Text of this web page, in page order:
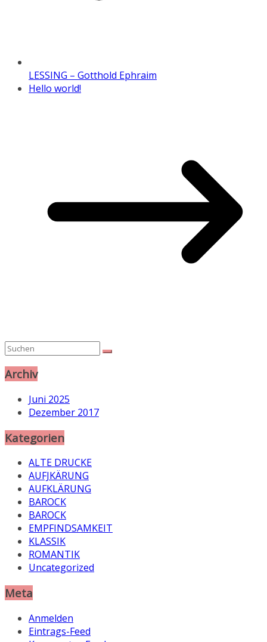
LESSING – Gotthold Ephraim
Hello world!
Archiv
Juni 2025
Dezember 2017
Kategorien
ALTE DRUCKE
AUFJKÄRUNG
AUFKLÄRUNG
BAROCK
BAROCK
EMPFINDSAMKEIT
KLASSIK
ROMANTIK
Uncategorized
Meta
Anmelden
Eintrags-Feed